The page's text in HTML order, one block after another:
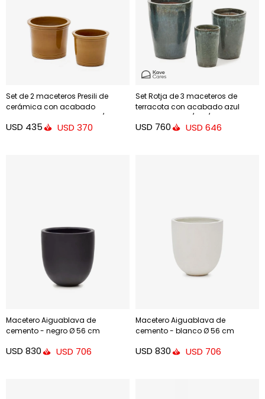
Set de 2 maceteros Presili de
cerámica con acabado
mostaza esmaltada Ø 37 / 47 cm
USD 435 USD 370
Set Rotja de 3 maceteros de
terracota con acabado azul
glaseado Ø 26 / 35 / 47 cm
USD 760 USD 646
Macetero Aiguablava de
cemento - negro Ø 56 cm
USD 830 USD 706
Macetero Aiguablava de
cemento - blanco Ø 56 cm
USD 830 USD 706